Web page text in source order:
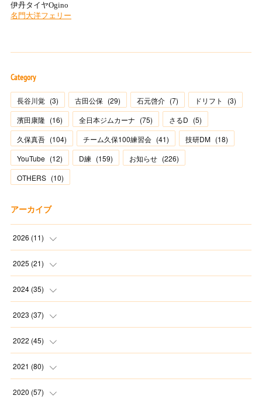
Category
長谷川覚 (3) 古田公保 (29) 石元啓介 (7) ドリフト (3)
濱田康隆 (16) 全日本ジムカーナ (75) さるD (5)
久保真吾 (104) チーム久保100練習会 (41) 技研DM (18)
YouTube (12) D練 (159) お知らせ (226)
OTHERS (10)
アーカイブ
2026 (11)
(2
(1
(3
(1
2025 (21)
(1
(1
(2
(1
2024 (35)
(3
(1
(1
(4
2023 (37)
(3
(4
(3
2022 (45)
(2
(2
2021 (80)
(6
2020 (57)